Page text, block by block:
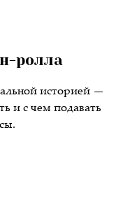
ролла
историей —
и с чем подавать